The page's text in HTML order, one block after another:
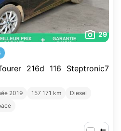
29
216d 116 Steptronic7
2019 157 171 km
Diesel